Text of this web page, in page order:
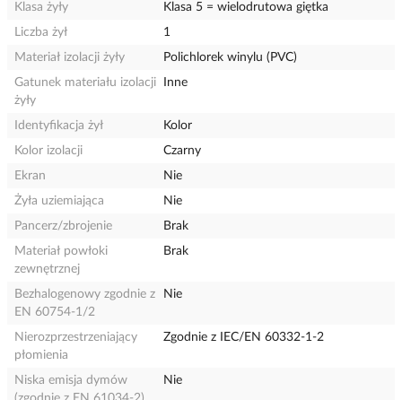
Klasa żyły
Klasa 5 = wielodrutowa giętka
Liczba żył
1
Materiał izolacji żyły
Polichlorek winylu (PVC)
Gatunek materiału izolacji
żyły
Inne
Identyfikacja żył
Kolor
Kolor izolacji
Czarny
Ekran
Nie
Żyła uziemiająca
Nie
Pancerz/zbrojenie
Brak
Materiał powłoki
zewnętrznej
Brak
Bezhalogenowy zgodnie z
EN 60754-1/2
Nie
Nierozprzestrzeniający
płomienia
Zgodnie z IEC/EN 60332-1-2
Niska emisja dymów
Nie